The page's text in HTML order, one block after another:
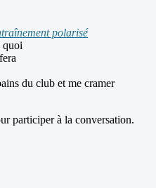
polarisé
quoi
du club et me cramer
participer à la conversation.